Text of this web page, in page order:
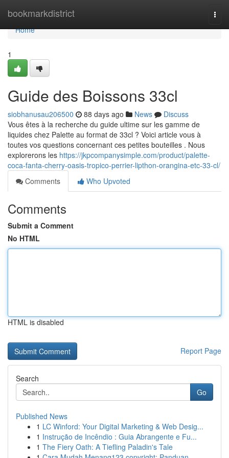
bookmarkdistrict
Home
Home
1
Guide des Boissons 33cl
siobhanusau206500 88 days ago News
Discuss
Vous êtes à la recherche du guide ultime sur les gamme de
liquides chez Palette au format de 33cl ? Voici article vous à
toutes vos questions concernant ces petites bouteilles . Nous
explorerons les https://jkpcompanysimple.com/product/palette-
coca-fanta-cherry-oasis-tropico-perrier-lipthon-orangina-etc-33-cl/
Comments
Who Upvoted
Comments
Submit a Comment
No HTML
HTML is disabled
Report Page
Search
Go
Published News
1 LC Winford: Your Digital Marketing & Web Desig...
1 Instrução de Incêndio : Guia Abrangente e Fu...
1 The Fiery Oath: A Tiefling Paladin's Tale